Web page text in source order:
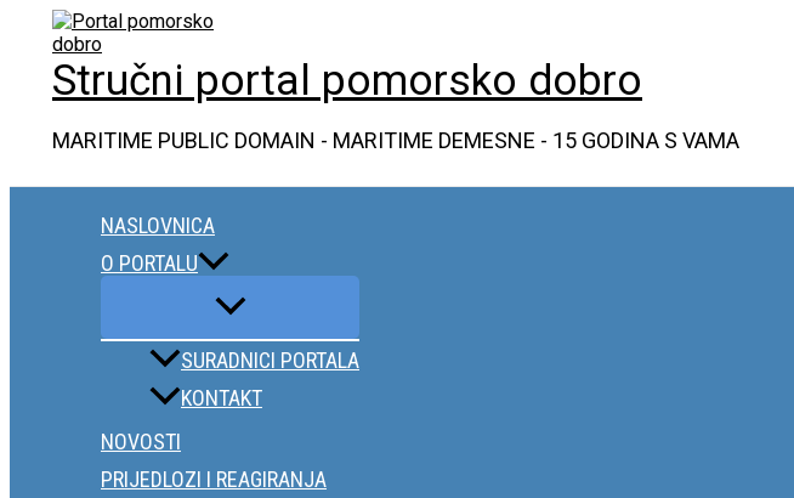
contentStručni portal pomorsko dobro
MARITIME PUBLIC DOMAIN - MARITIME DEMESNE - 15 GODINA S VAMA
NASLOVNICA
O PORTALU
SURADNICI PORTALA
KONTAKT
NOVOSTI
PRIJEDLOZI I REAGIRANJA